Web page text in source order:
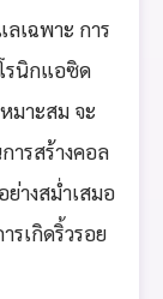
เฉพาะ การ
รนิกแอซิด
มาะสม จะ
ารสร้างคอล
างสม่ำเสมอ
รเกิดริ้วรอย